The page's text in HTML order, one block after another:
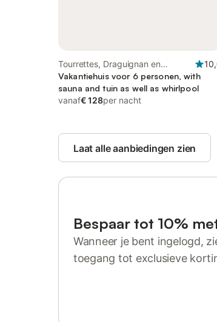
Tourrettes, Draguignan en
omgeving
Vakantiehuis voor 6 personen, with
sauna and tuin as well as whirlpool
vanaf€ 128per nacht
Laat alle aanbiedingen zien
Bespaar tot 10%
Wanneer je bent ingelogd,
toegang tot exclusieve